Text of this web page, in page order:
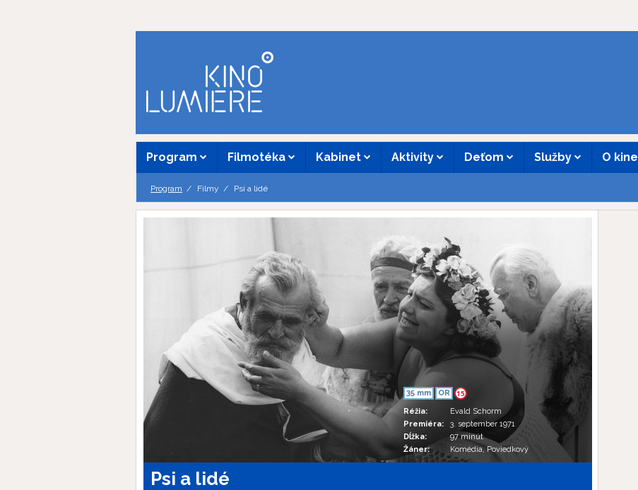
Program Filmotéka Kabinet Aktivity Deťom Služby O kine
Program Filmy Psi a lidé
35 mm OR 15
Réžia:
Evald Schorm
Premiéra:
3. september 1971
Dĺžka:
97 minút
Žáner:
Komédia, Poviedkový
Psi a lidé